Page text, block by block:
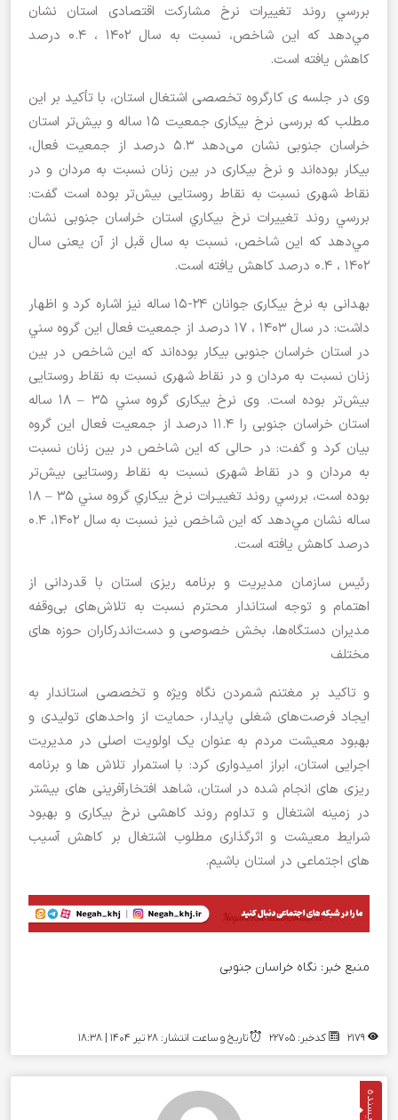
بررسي روند تغييرات نرخ مشارکت اقتصادی استان نشان
مي‌دهد كه اين شاخص، نسبت به سال 1402 ، 0.4 درصد
کاهش یافته است.
وی در جلسه ی کارگروه تخصصی اشتغال استان، با تأکید بر این
مطلب که بررسی نرخ بیکاری جمعيت 15 ساله و بيش‌تر استان
خراسان جنوبی نشان می‌دهد 5.3 درصد از جمعیت فعال،
بیکار بوده‌اند و نرخ بیکاری در بین زنان نسبت به مردان و در
نقاط شهری نسبت به نقاط روستایی بیش‌تر بوده است گفت:
بررسي روند تغييرات نرخ بيكاري استان خراسان جنوبی نشان
مي‌دهد كه اين شاخص، نسبت به سال قبل از آن یعنی سال
1402 ، 0.4 درصد کاهش یافته است.
بهدانی به نرخ بیکاری جوانان 24-15 ساله نیز اشاره کرد و اظهار
داشت: در سال 1403 ، 17 درصد از جمعیت فعال اين گروه سني
در استان خراسان جنوبی بیکار بوده‌اند که این شاخص در بین
زنان نسبت به مردان و در نقاط شهری نسبت به نقاط روستایی
بیش‌تر بوده است. وی نرخ بیکاری گروه سني 35 – 18 ساله
استان خراسان جنوبی را 11.4 درصد از جمعیت فعال این گروه
بیان کرد و گفت: در حالی که این شاخص در بین زنان نسبت
به مردان و در نقاط شهری نسبت به نقاط روستایی بیش‌تر
بوده است، بررسي روند تغييـرات نرخ بيكاري گروه سني 35 – 18
ساله نشان مي‌دهد كه اين شاخص نيز نسبت به سال 1402، 0.4
درصد کاهش یافته است.
رئیس سازمان مدیریت و برنامه ریزی استان با قدردانی از
اهتمام و توجه استاندار محترم نسبت به تلاش‌های بی‌وقفه
مدیران دستگاه‌ها، بخش خصوصی و دست‌اندرکاران حوزه های
مختلف
و تاکید بر مغتنم شمردن نگاه ویژه و تخصصی استاندار به
ایجاد فرصت‌های شغلی پایدار، حمایت از واحدهای تولیدی و
بهبود معیشت مردم به عنوان یک اولویت اصلی در مدیریت
اجرایی استان، ابراز امیدواری کرد: با استمرار تلاش ها و برنامه
ریزی های انجام شده در استان، شاهد افتخارآفرینی های بیشتر
در زمینه اشتغال و تداوم روند کاهشی نرخ بیکاری و بهبود
شرایط معیشت و اثرگذاری مطلوب اشتغال بر کاهش آسیب
های اجتماعی در استان باشیم.
منبع خبر: نگاه خراسان جنوبی
کدخبر: 22705 تاریخ و ساعت انتشار: ۲۸ تیر ۱۴۰۴ | 18:38
نویسنده